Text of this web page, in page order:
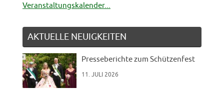
Veranstaltungskalender...
AKTUELLE NEUIGKEITEN
Presseberichte zum Schützenfest
11. JULI 2026